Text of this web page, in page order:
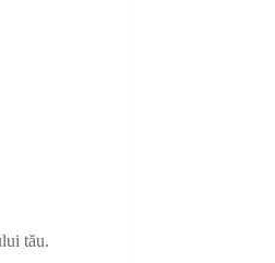
tău.